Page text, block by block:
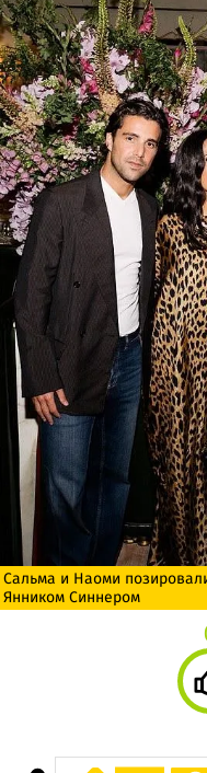
Сальма и Наоми
Янником Синнером